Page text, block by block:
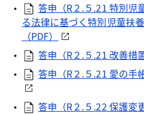
答申（R２.５.21 特別児
る法律に基づく特別児童扶
（PDF）
答申（R２.５.21 改善措
答申（R２.５.21 愛の手
答申（R２.５.22 保護変